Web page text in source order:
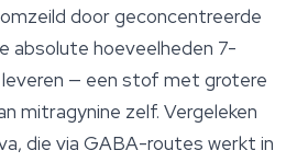
door geconcentreerde
absolute hoeveelheden 7-
— een stof met grotere
mitragynine zelf. Vergeleken
die via GABA-routes werkt in